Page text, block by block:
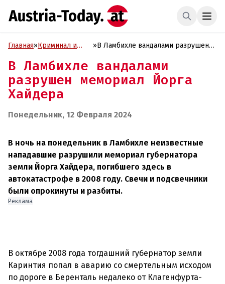
Главная»Криминал и
»В Ламбихле вандалами разрушен
В Ламбихле вандалами
разрушен мемориал Йорга
Хайдера
Понедельник, 12 Февраля 2024
В ночь на понедельник в Ламбихле неизвестные
нападавшие разрушили мемориал губернатора
земли Йорга Хайдера, погибшего здесь в
автокатастрофе в 2008 году. Свечи и подсвечники
были опрокинуты и разбиты.
Реклама
В октябре 2008 года тогдашний губернатор земли
Каринтия попал в аварию со смертельным исходом
по дороге в Беренталь недалеко от Клагенфурта-